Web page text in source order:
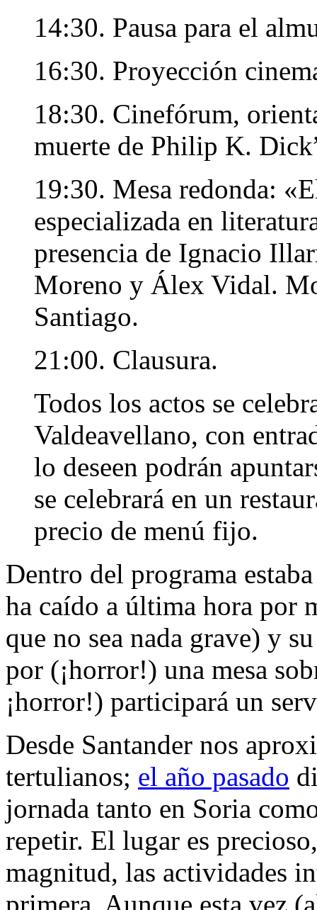
14:30. Pausa para el
16:30. Proyección
18:30. Cinefórum,
muerte de Philip K.
19:30. Mesa redonda:
especializada en
presencia de Ignacio
Moreno y Álex Vidal.
Santiago.
21:00. Clausura.
Todos los actos se
Valdeavellano, con
lo deseen podrán
se celebrará en un
precio de menú fijo.
Dentro del programa
ha caído a última hora por
que no sea nada grave) y
por (¡horror!) una mesa
¡horror!) participará un
Desde Santander nos
tertulianos; el año pasado
jornada tanto en Soria
repetir. El lugar es
magnitud, las actividades
primera. Aunque esta vez